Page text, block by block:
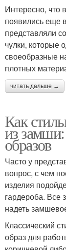
Интересно, что
появились еще
представляли
чулки, которые
своеобразные
плотных
читать дальше →
Как
из
образов
Часто у
вопрос, с чем
изделия
гардероба. Все
надеть
Классический
образ для